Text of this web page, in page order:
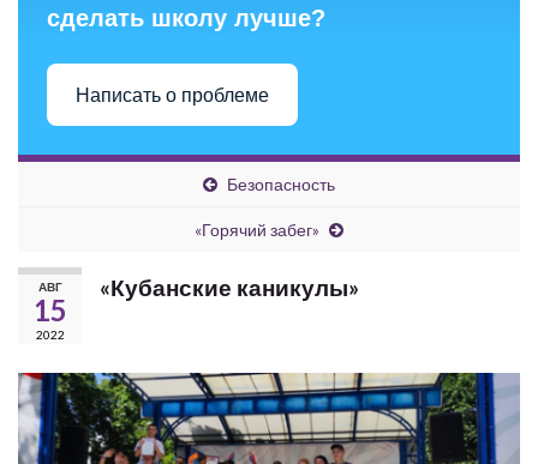
сделать школу лучше?
Написать о проблеме
Безопасность
«Горячий забег»
АВГ
15
2022
«Кубанские каникулы»